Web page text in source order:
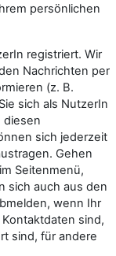
persönlichen
registriert. Wir
Nachrichten per
(z. B.
sich als NutzerIn
diesen
sich jederzeit
Gehen
Seitenmenü,
sich auch aus den
wenn Ihr
sind,
sind, für andere